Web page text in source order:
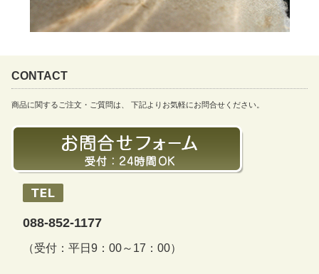
CONTACT
商品に関するご注文・ご質問は、 下記よりお気軽にお問合せください。
088-852-1177
（受付：平日9：00～17：00）